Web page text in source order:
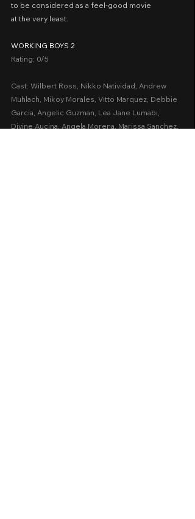
to be considered as a feel-good movie
at the very least.
WORKING BOYS 2
Rating: 0/5
Cast: Wilbert Ross, Nikko Natividad, Andrew
Muhlach, Mikoy Morales, Vitto Marquez, Debbie
Garcia, Angelic Guzman, Lea Jane Lumabi,
Divine Aucina, Angela Morena, Marissa Sanchez,